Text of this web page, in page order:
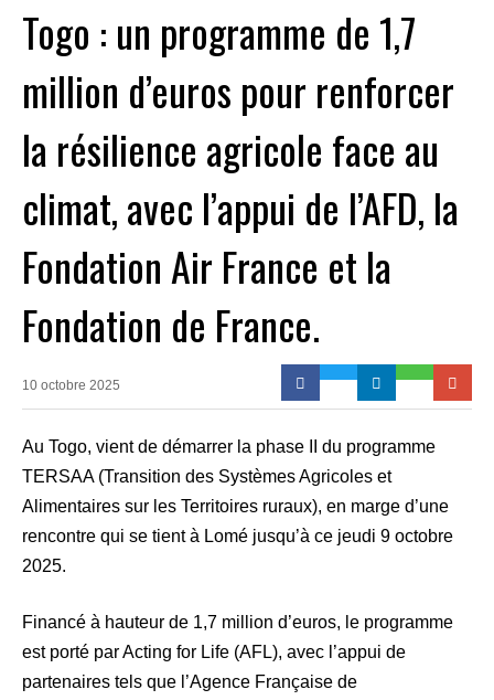
Togo : un programme de 1,7
million d’euros pour renforcer
la résilience agricole face au
climat, avec l’appui de l’AFD, la
Fondation Air France et la
Fondation de France.
10 octobre 2025
Au Togo, vient de démarrer la phase II du programme
TERSAA (Transition des Systèmes Agricoles et
Alimentaires sur les Territoires ruraux), en marge d’une
rencontre qui se tient à Lomé jusqu’à ce jeudi 9 octobre
2025.
Financé à hauteur de 1,7 million d’euros, le programme
est porté par Acting for Life (AFL), avec l’appui de
partenaires tels que l’Agence Française de